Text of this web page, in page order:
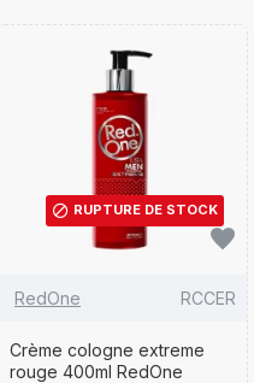
RUPTURE DE STOCK
RedOne RCCER
Crème cologne extreme
rouge 400ml RedOne